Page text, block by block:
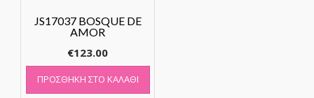
JS17037 BOSQUE DE
AMOR
€123.00
ΠΡΟΣΘΉΚΗ ΣΤΟ ΚΑΛΆΘΙ